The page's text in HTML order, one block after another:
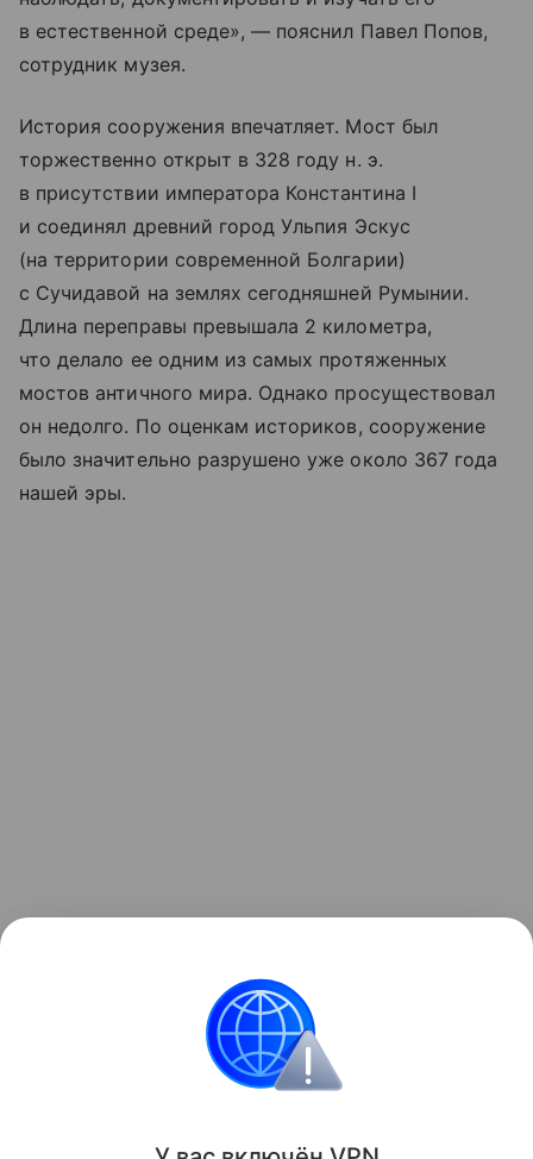
в естественной среде», — пояснил Павел Попов,
сотрудник музея.
История сооружения впечатляет. Мост был
торжественно открыт в 328 году н. э.
в присутствии императора Константина I
и соединял древний город Ульпия Эскус
(на территории современной Болгарии)
с Сучидавой на землях сегодняшней Румынии.
Длина переправы превышала 2 километра,
что делало ее одним из самых протяженных
мостов античного мира. Однако просуществовал
он недолго. По оценкам историков, сооружение
было значительно разрушено уже около 367 года
нашей эры.
Ранее рекордные засухиобнажили
немецких кораблей у берегов Сербии.